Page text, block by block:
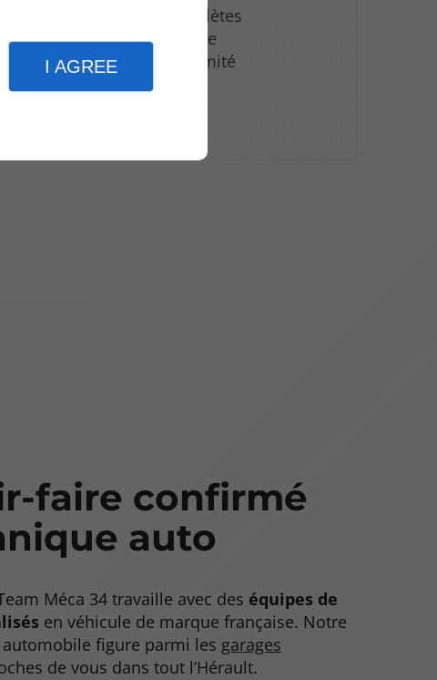
I AGREE
Prestations complètes
Équipe polyvalente
Services de proximité
faire confirmé
auto
Méca 34 travaille avec des équipes de
en véhicule de marque française. Notre
figure parmi les garages
de vous dans tout l’Hérault.